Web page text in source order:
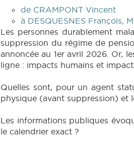
de CRAMPONT Vincent
à DESQUESNES François,
Les personnes durablement
suppression du régime de
annoncée au 1er avril 2026. Or,
ligne : impacts humains et
Quelles sont, pour un agent
physique (avant suppression) et
Les informations publiques
le calendrier exact ?